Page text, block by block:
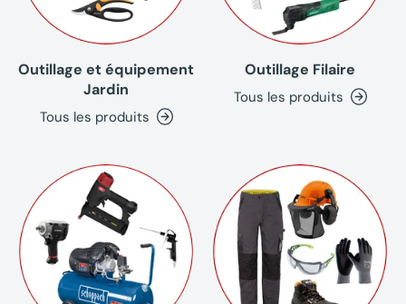
Outillage et équipement
Jardin
Tous les produits
Outillage Filaire
Tous les produits